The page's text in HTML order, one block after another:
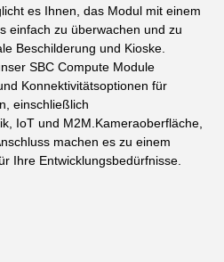
es Ihnen, das Modul mit einem
einfach zu überwachen und zu
Beschilderung und Kioske.
SBC Compute Module
Konnektivitätsoptionen für
einschließlich
IoT und M2M.Kameraoberfläche,
machen es zu einem
Ihre Entwicklungsbedürfnisse.